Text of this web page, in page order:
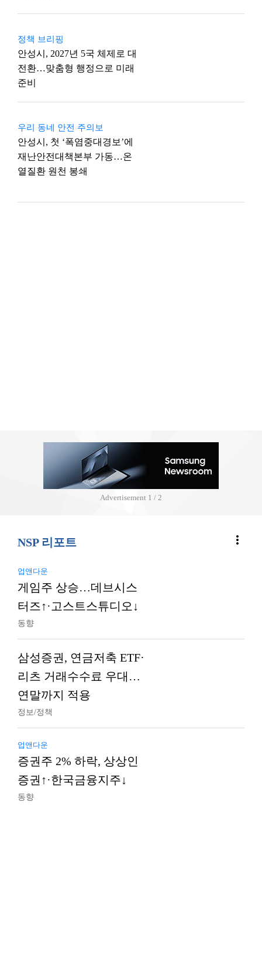
정책 브리핑
안성시, 2027년 5국 체제로 대
전환…맞춤형 행정으로 미래
준비
우리 동네 안전 주의보
안성시, 첫 ‘폭염중대경보’에
재난안전대책본부 가동…온
열질환 원천 봉쇄
Advertisement 2 / 2
NSP 리포트 more_vert
업앤다운
게임주 상승…데브시스
터즈↑·고스트스튜디오↓
동향
삼성증권, 연금저축 ETF·
리츠 거래수수료 우대…
연말까지 적용
정보/정책
업앤다운
증권주 2% 하락, 상상인
증권↑·한국금융지주↓
동향